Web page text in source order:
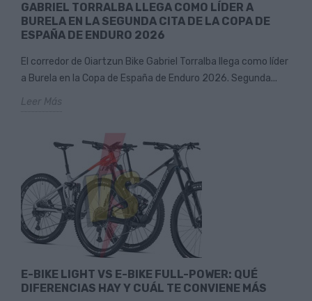
GABRIEL TORRALBA LLEGA COMO LÍDER A
BURELA EN LA SEGUNDA CITA DE LA COPA DE
ESPAÑA DE ENDURO 2026
El corredor de Oiartzun Bike Gabriel Torralba llega como líder
a Burela en la Copa de España de Enduro 2026. Segunda...
Leer Más
E-BIKE LIGHT VS E-BIKE FULL-POWER: QUÉ
DIFERENCIAS HAY Y CUÁL TE CONVIENE MÁS